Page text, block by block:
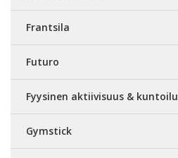
Frantsila
Futuro
Fyysinen aktiivisuus & kuntoilu
Gymstick